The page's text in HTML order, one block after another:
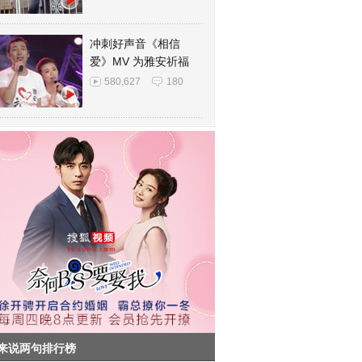
冲刺好声音《相信
爱》MV 为雅安祈福
580,627 180
说两句排行榜